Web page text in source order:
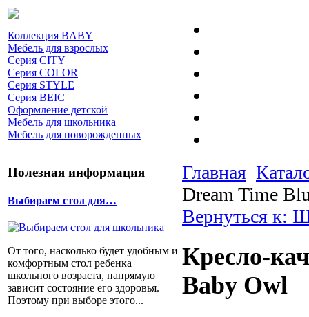
Коллекция BABY
Мебель для взрослых
Серия CITY
Серия COLOR
Серия STYLE
Серия BEIC
Оформление детской
Мебель для школьника
Мебель для новорожденных
Полезная информация
Выбираем стол для…
От того, насколько будет удобным и
комфортным стол ребенка
школьного возраста, напрямую
зависит состояние его здоровья.
Поэтому при выборе этого...
Главная
Dream Time
Вернуться к:
Кресло-
Baby Owl